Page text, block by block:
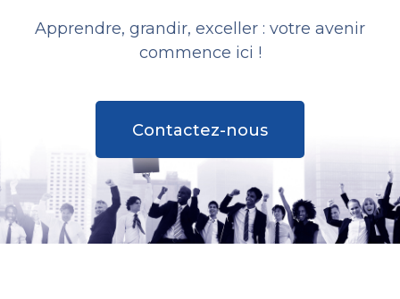
Apprendre, grandir, exceller : votre avenir
commence ici !
Contactez-nous